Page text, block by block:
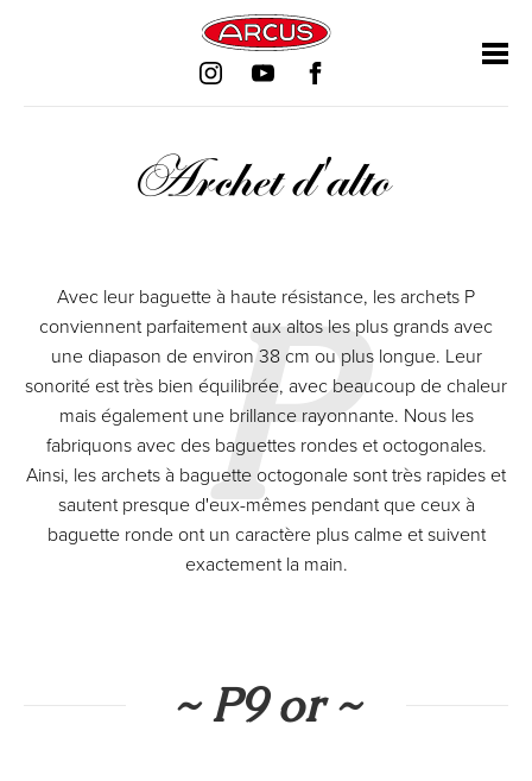
Archet d'alto
Avec leur baguette à haute résistance, les archets P
conviennent parfaitement aux altos les plus grands avec
une diapason de environ 38 cm ou plus longue. Leur
sonorité est très bien équilibrée, avec beaucoup de chaleur
mais également une brillance rayonnante. Nous les
fabriquons avec des baguettes rondes et octogonales.
Ainsi, les archets à baguette octogonale sont très rapides et
sautent presque d'eux-mêmes pendant que ceux à
baguette ronde ont un caractère plus calme et suivent
exactement la main.
P
~ P9 or ~